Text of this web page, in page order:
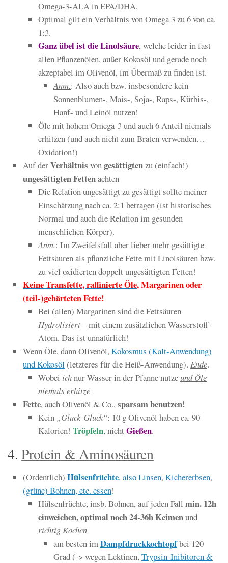
Omega-3-ALA in EPA/DHA.
Optimal gilt ein Verhältnis von Omega 3 zu 6 von ca.
1:3.
Ganz übel ist die Linolsäure, welche leider in fast
allen Pflanzenölen, außer Kokosöl und gerade noch
akzeptabel im Olivenöl, im Übermaß zu finden ist.
Anm.: Also auch bzw. insbesondere kein
Sonnenblumen-, Mais-, Soja-, Raps-, Kürbis-,
Hanf- und Leinöl nutzen!
Öle mit hohem Omega-3 und auch 6 Anteil niemals
erhitzen (und auch nicht zum Braten verwenden…
Oxidation!)
Auf derVerhältnis vongesättigtenzu (einfach!)
ungesättigtenFettenachten
Die Relation ungesättigt zu gesättigt sollte meiner
Einschätzung nach ca. 2:1 betragen (ist historisches
Normal und auch die Relation im gesunden
menschlichen Körper).
Anm.: Im Zweifelsfall aber lieber mehr gesättigte
Fettsäuren als pflanzliche Fette mit Linolsäuren bzw.
zu viel oxidierten doppelt ungesättigten Fetten!
Keine Transfette, raffinierte Öle, Margarinen oder
(teil-)gehärteten Fette!
Bei (allen) Margarinen sind die Fettsäuren
Hydrolisiert– mit einem zusätzlichen Wasserstoff-
Atom. Das ist unnatürlich!
Wenn Öle, dann Olivenöl, Kokosmus (Kalt-Anwendung)
und Kokosöl (letzteres für die Heiß-Anwendung). Ende.
Wobei ichnur Wasser in der Pfanne nutzeund Öle
niemals erhitze
Fette, auch Olivenöl & Co., sparsam benutzen!
Kein „Gluck-Gluck“: 10 g Olivenöl haben ca. 90
Kalorien! Tröpfeln, nichtGießen.
4.Protein & Aminosäuren
(Ordentlich) Hülsenfrüchte, also Linsen, Kichererbsen,
(grüne) Bohnen, etc. essen!
Hülsenfrüchte, insb. Bohnen, auf jeden Fall min. 12h
einweichen, optimal noch 24-36h Keimenund
richtig Kochen
am besten imDampfdruckkochtopfbei 120
Grad (-> wegen Lektinen, Trypsin-Inibitoren &